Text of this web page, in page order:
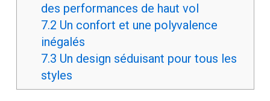
des performances de haut vol
7.2 Un confort et une polyvalence
inégalés
7.3 Un design séduisant pour tous les
styles